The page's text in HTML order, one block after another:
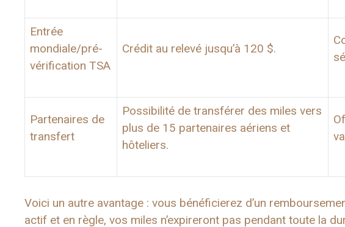
Entrée
mondiale/pré-
vérification TSA
Crédit au relevé jusqu’à 120 $.
Partenaires de
transfert
Possibilité de transférer des miles vers
plus de 15 partenaires aériens et
hôteliers.
Voici un autre avantage : vous bénéficierez d’un
actif et en règle, vos miles n’expireront pas pendant toute la